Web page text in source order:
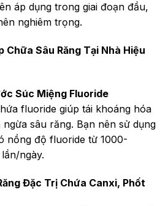
áp dụng trong giai đoạn đầu,
nghiêm trọng.
Chữa Sâu Răng Tại Nhà Hiệu
Súc Miệng Fluoride
fluoride giúp tái khoáng hóa
sâu răng. Bạn nên sử dụng
nồng độ fluoride từ 1000-
ngày.
Đặc Trị Chứa Canxi, Phốt